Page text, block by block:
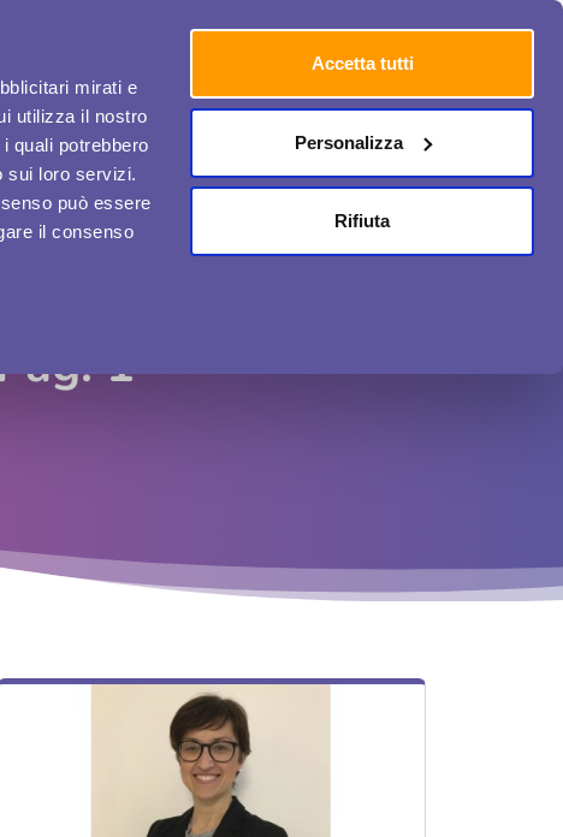
mirati e
utilizza il nostro
quali potrebbero
sui loro servizi.
può essere
il consenso
Accetta tutti
Personalizza
Rifiuta
Media e Comunicazione Chi ci ha scelto Contatti
1